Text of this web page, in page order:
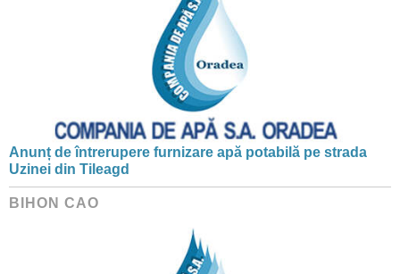
Anunț de întrerupere furnizare apă potabilă pe strada
Uzinei din Tileagd
BIHON CAO